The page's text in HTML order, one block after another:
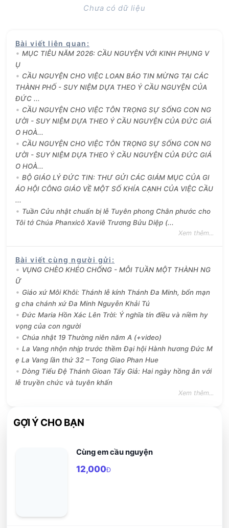
Chưa có dữ liệu
Bài viết liên quan :
MỤC TIÊU NĂM 2026: CẦU NGUYỆN VỚI KINH PHỤNG V
Ụ
CẦU NGUYỆN CHO VIỆC LOAN BÁO TIN MỪNG TẠI CÁC
THÀNH PHỐ - SUY NIỆM DỰA THEO Ý CẦU NGUYỆN CỦA
ĐỨC ...
CẦU NGUYỆN CHO VIỆC TÔN TRỌNG SỰ SỐNG CON NG
ƯỜI - SUY NIỆM DỰA THEO Ý CẦU NGUYỆN CỦA ĐỨC GIÁ
O HOÀ...
CẦU NGUYỆN CHO VIỆC TÔN TRỌNG SỰ SỐNG CON NG
ƯỜI - SUY NIỆM DỰA THEO Ý CẦU NGUYỆN CỦA ĐỨC GIÁ
O HOÀ...
BỘ GIÁO LÝ ĐỨC TIN: THƯ GỬI CÁC GIÁM MỤC CỦA GI
ÁO HỘI CÔNG GIÁO VỀ MỘT SỐ KHÍA CẠNH CỦA VIỆC CẦU
...
Tuần Cửu nhật chuẩn bị lễ Tuyên phong Chân phước cho
Tôi tớ Chúa Phanxicô Xaviê Trương Bửu Diệp (...
Xem thêm...
Bài viết cùng người gửi :
VỤNG CHÈO KHÉO CHỐNG - MỖI TUẦN MỘT THÀNH NG
Ữ
Giáo xứ Môi Khôi: Thánh lễ kính Thánh Đa Minh, bổn mạn
g cha chánh xứ Đa Minh Nguyễn Khải Tú
Đức Maria Hồn Xác Lên Trời: Ý nghĩa tín điều và niềm hy
vọng của con người
Chúa nhật 19 Thường niên năm A (+video)
La Vang nhộn nhịp trước thềm Đại hội Hành hương Đức M
ẹ La Vang lần thứ 32 – Tong Giao Phan Hue
Dòng Tiểu Đệ Thánh Gioan Tẩy Giả: Hai ngày hồng ân với
lễ truyền chức và tuyên khấn
Xem thêm...
GỢI Ý CHO BẠN
Cùng em cầu nguyện
12,000Đ